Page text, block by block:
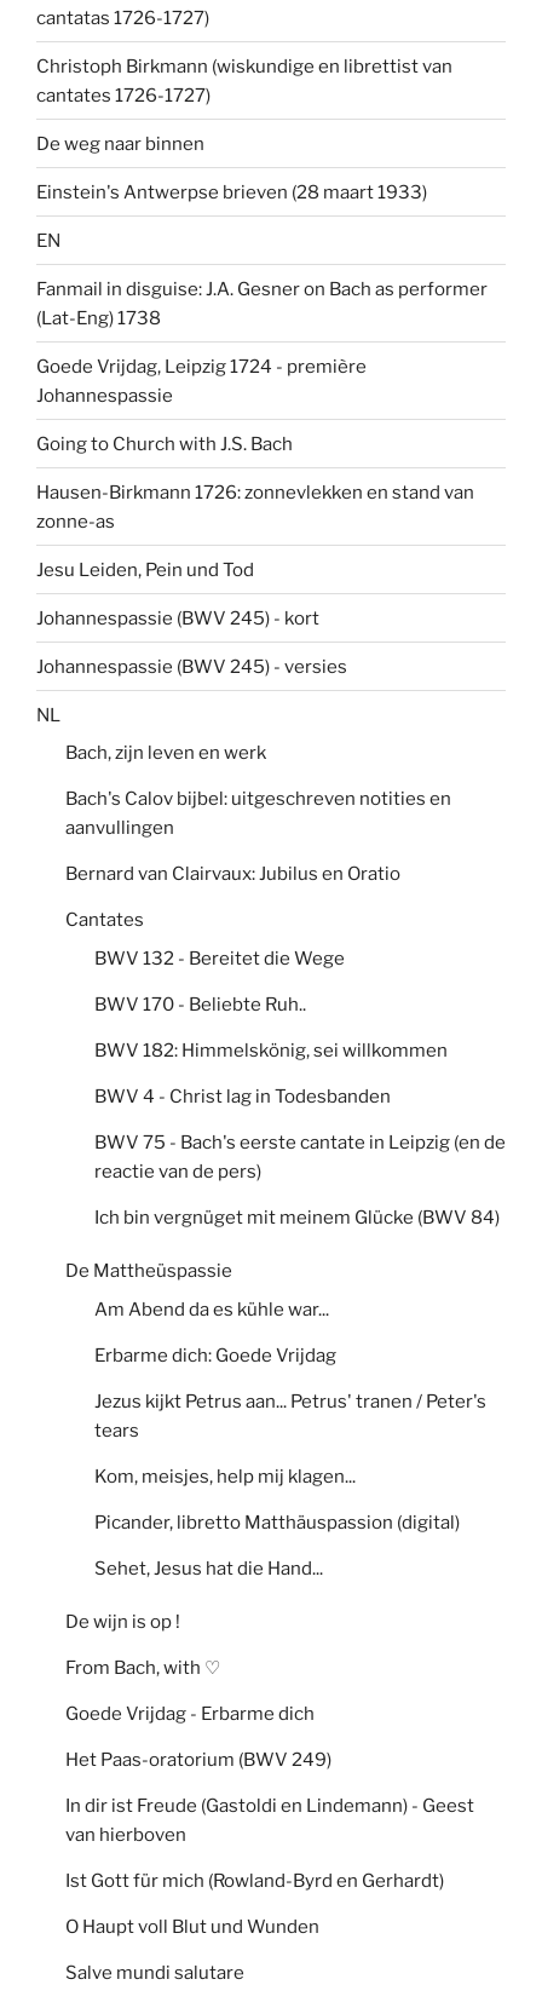
cantatas 1726-1727)
Christoph Birkmann (wiskundige en librettist van
cantates 1726-1727)
De weg naar binnen
Einstein's Antwerpse brieven (28 maart 1933)
EN
Fanmail in disguise: J.A. Gesner on Bach as performer
(Lat-Eng) 1738
Goede Vrijdag, Leipzig 1724 - première
Johannespassie
Going to Church with J.S. Bach
Hausen-Birkmann 1726: zonnevlekken en stand van
zonne-as
Jesu Leiden, Pein und Tod
Johannespassie (BWV 245) - kort
Johannespassie (BWV 245) - versies
NL
Bach, zijn leven en werk
Bach's Calov bijbel: uitgeschreven notities en
aanvullingen
Bernard van Clairvaux: Jubilus en Oratio
Cantates
BWV 132 - Bereitet die Wege
BWV 170 - Beliebte Ruh..
BWV 182: Himmelskönig, sei willkommen
BWV 4 - Christ lag in Todesbanden
BWV 75 - Bach's eerste cantate in Leipzig (en de
reactie van de pers)
Ich bin vergnüget mit meinem Glücke (BWV 84)
De Mattheüspassie
Am Abend da es kühle war...
Erbarme dich: Goede Vrijdag
Jezus kijkt Petrus aan... Petrus' tranen / Peter's
tears
Kom, meisjes, help mij klagen...
Picander, libretto Matthäuspassion (digital)
Sehet, Jesus hat die Hand...
De wijn is op !
From Bach, with ♡
Goede Vrijdag - Erbarme dich
Het Paas-oratorium (BWV 249)
In dir ist Freude (Gastoldi en Lindemann) - Geest
van hierboven
Ist Gott für mich (Rowland-Byrd en Gerhardt)
O Haupt voll Blut und Wunden
Salve mundi salutare